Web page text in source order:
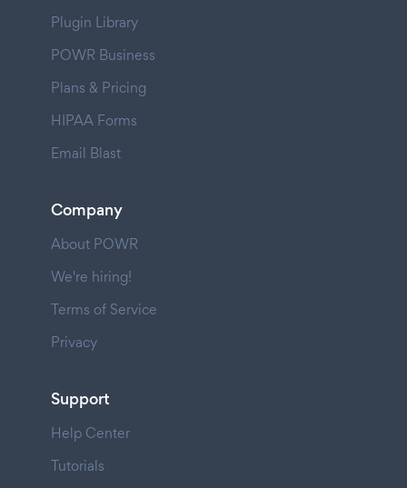
Plugin Library
POWR Business
Plans & Pricing
HIPAA Forms
Email Blast
Company
About POWR
We're hiring!
Terms of Service
Privacy
Support
Help Center
Tutorials